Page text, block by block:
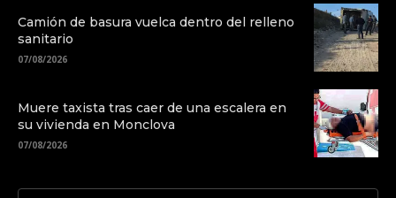
Camión de basura vuelca dentro del relleno
sanitario
07/08/2026
Muere taxista tras caer de una escalera en
su vivienda en Monclova
07/08/2026